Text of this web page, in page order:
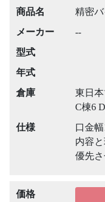
商品名
精密バ
メーカー
--
型式
年式
倉庫
東日
C棟6
仕様
口金幅
内容
優先さ
価格